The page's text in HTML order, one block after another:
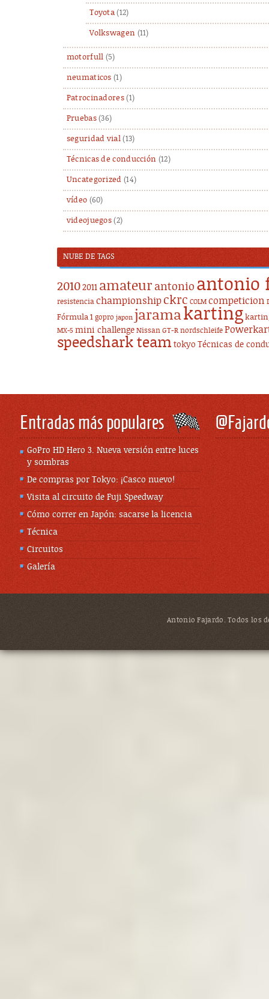
Toyota (12)
Volkswagen (11)
motorfull (5)
neumaticos (1)
Patrocinadores(1)
Pruebas(36)
seguridad vial(13)
Técnicas de conducción (12)
Uncategorized (14)
vídeo (60)
videojuegos (2)
NUBE DE TAGS
20102011 amateur antonio antonio
resistencia championship ckrc COLM competicion
Fórmula 1 gopro japon jaramakarting
MX-5 mini challenge Nissan GT-R nordschleife
speedshark team tokyo Técnicas de
Entradas más populares
GoPro HD Hero 3. Nueva versión entre luces
y sombras
De compras por Tokyo: ¡Casco nuevo!
Visita al circuito de Fuji Speedway
Cómo correr en Japón: sacarse la licencia
Técnica
Circuitos
Galería
Antonio Fajardo. Todos los